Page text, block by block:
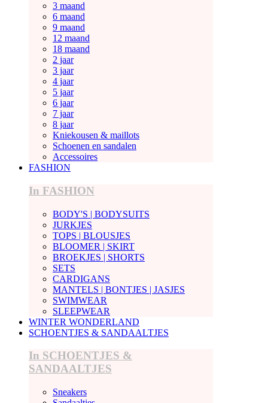
3 maand
6 maand
9 maand
12 maand
18 maand
2 jaar
3 jaar
4 jaar
5 jaar
6 jaar
7 jaar
8 jaar
Kniekousen & maillots
Schoenen en sandalen
Accessoires
FASHION
In FASHION
BODY'S | BODYSUITS
JURKJES
TOPS | BLOUSJES
BLOOMER | SKIRT
BROEKJES | SHORTS
SETS
CARDIGANS
MANTELS | BONTJES | JASJES
SWIMWEAR
SLEEPWEAR
WINTER WONDERLAND
SCHOENTJES & SANDAALTJES
In SCHOENTJES &
SANDAALTJES
Sneakers